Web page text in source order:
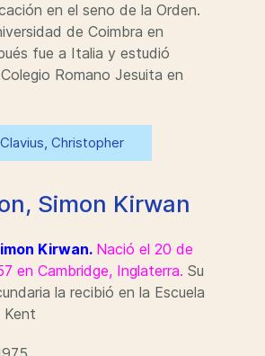
en el seno de la Orden.
de Coimbra en
fue a Italia y estudió
Romano Jesuita en
Christopher
Simon Kirwan
Kirwan. Nació el 20 de
en Cambridge, Inglaterra. Su
la recibió en la Escuela
Kent